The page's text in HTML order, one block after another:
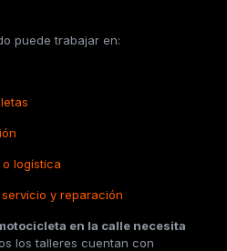
puede trabajar en:
logística
y reparación
en la calle necesita
los talleres cuentan con